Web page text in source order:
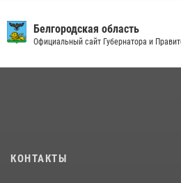
подготовке спецподразделения в эфире
22 июля 2026, 14:36
Белгородская область
Официальный сайт Губернатора и
КОНТАКТЫ